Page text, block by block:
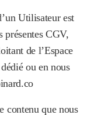
Utilisateur est
présentes CGV,
de l’Espace
ou en nous
contenu que nous